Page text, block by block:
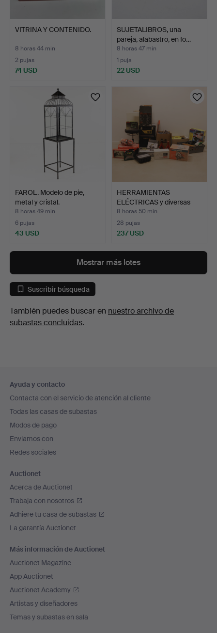
VITRINA Y CONTENIDO.
8 horas 44 min
2 pujas
74 USD
SUJETALIBROS, una
pareja, alabastro, en fo…
8 horas 47 min
1 puja
22 USD
FAROL. Modelo de pie,
metal y cristal.
8 horas 49 min
6 pujas
43 USD
HERRAMIENTAS
ELÉCTRICAS y diversas
herrami…
8 horas 50 min
28 pujas
237 USD
Mostrar más lotes
Suscribir búsqueda
También puedes buscar en nuestro archivo de
subastas concluidas.
en
el
pie
de
página
Ayuda y contacto
Contacta con el servicio de atención al cliente
Todas las casas de subastas
Modos de pago
Enviamos con
Redes sociales
Auctionet
Acerca de Auctionet
Trabaja con nosotros
Adhiere tu casa de subastas
La garantía Auctionet
Más información de Auctionet
Auctionet Magazine
App Auctionet
Auctionet Academy
Artistas y diseñadores
Temas y subastas en sala